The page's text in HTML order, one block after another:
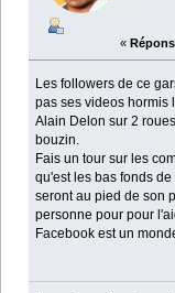
«
Les followers de ce
pas ses videos hormis
Alain Delon sur 2
bouzin.
Fais un tour sur les
qu'est les bas fonds
seront au pied de son
personne pour pour
Facebook est un